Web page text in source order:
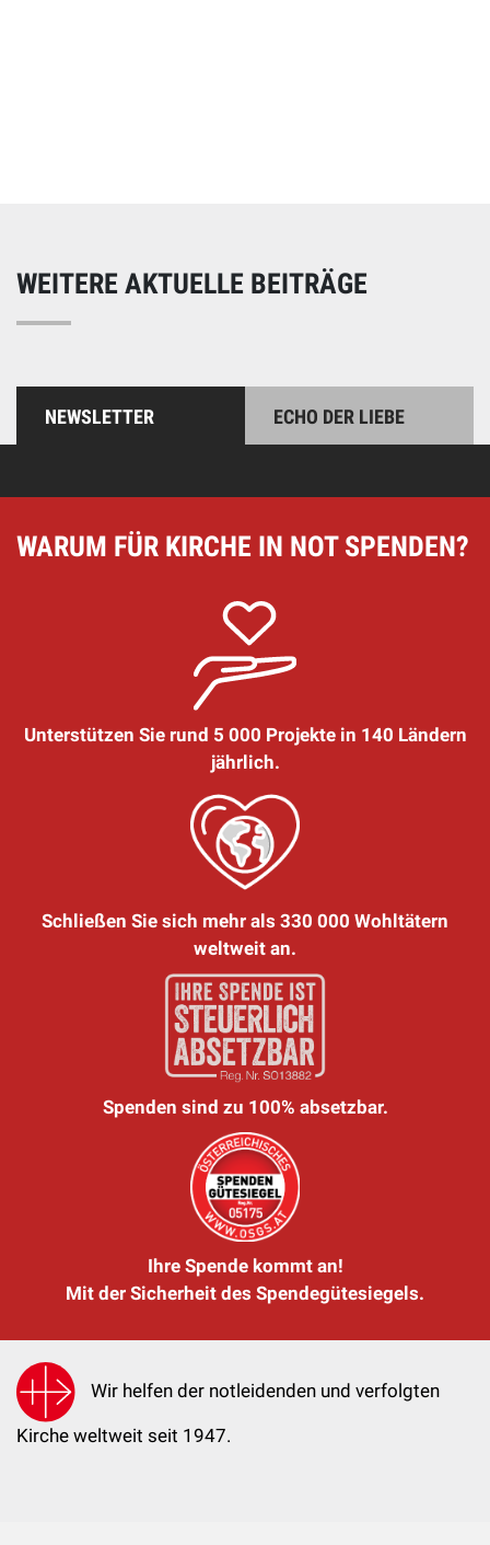
WEITERE AKTUELLE BEITRÄGE
NEWSLETTER ECHO DER LIEBE
WARUM FÜR KIRCHE IN NOT SPENDEN?
Unterstützen Sie rund 5 000 Projekte in 140 Ländern
jährlich.
Schließen Sie sich mehr als 330 000 Wohltätern
weltweit an.
Spenden sind zu 100% absetzbar.
Ihre Spende kommt an!
Mit der Sicherheit des Spendegütesiegels.
Wir helfen der notleidenden und verfolgten
Kirche weltweit seit 1947.